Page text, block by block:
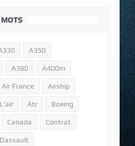
A350
A380 A400m
Air France Airship
Atr Boeing
Canada Contrat
Dassault